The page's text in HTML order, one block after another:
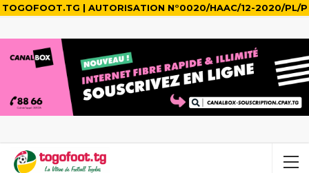
TOGOFOOT.TG | AUTORISATION N°0020/HAAC/12-2020/PL/P